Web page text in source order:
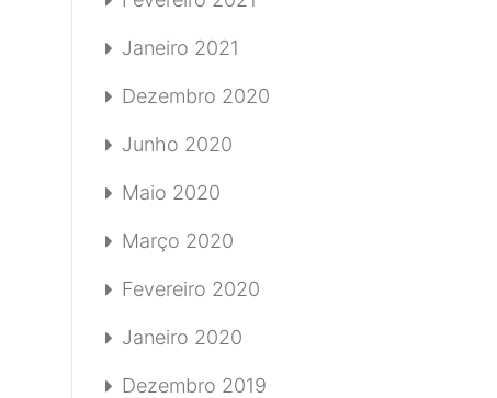
Janeiro 2021
Dezembro 2020
Junho 2020
Maio 2020
Março 2020
Fevereiro 2020
Janeiro 2020
Dezembro 2019